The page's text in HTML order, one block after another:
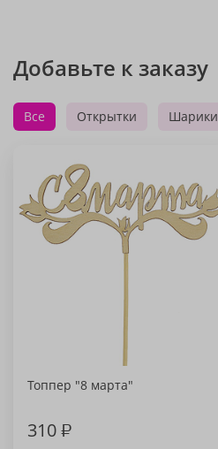
Добавьте к заказу
Все Открытки Шарики
Топпер "8 марта"
310₽